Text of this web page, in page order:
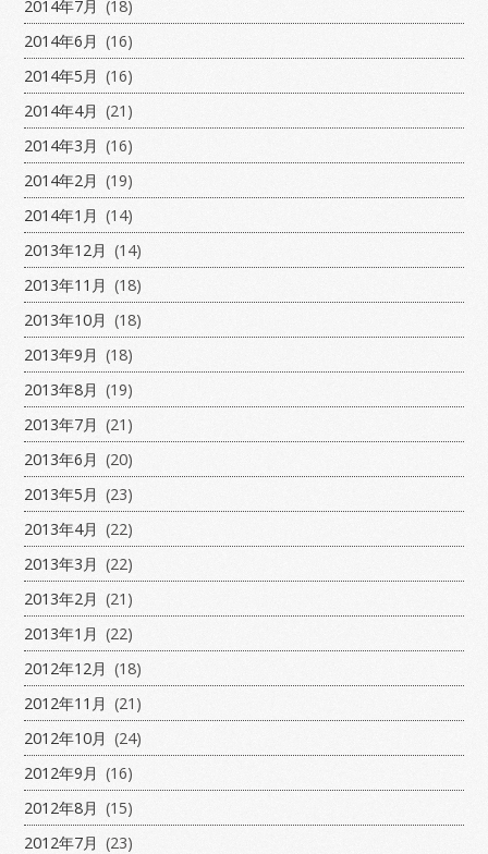
2014年7月 (18)
2014年6月 (16)
2014年5月 (16)
2014年4月 (21)
2014年3月 (16)
2014年2月 (19)
2014年1月 (14)
2013年12月 (14)
2013年11月 (18)
2013年10月 (18)
2013年9月 (18)
2013年8月 (19)
2013年7月 (21)
2013年6月 (20)
2013年5月 (23)
2013年4月 (22)
2013年3月 (22)
2013年2月 (21)
2013年1月 (22)
2012年12月 (18)
2012年11月 (21)
2012年10月 (24)
2012年9月 (16)
2012年8月 (15)
2012年7月 (23)